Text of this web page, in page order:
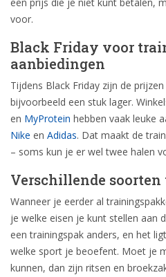
voor.
Black Friday voor
aanbiedingen
Tijdens Black Friday zijn de
bijvoorbeeld een stuk lager.
en MyProtein hebben vaak leuke
Nike en Adidas. Dat maakt de
– soms kun je er wel twee halen
Verschillende
Wanneer je eerder al
je welke eisen je kunt stellen aan
een trainingspak anders, en het
welke sport je beoefent. Moet je
kunnen, dan zijn ritsen en